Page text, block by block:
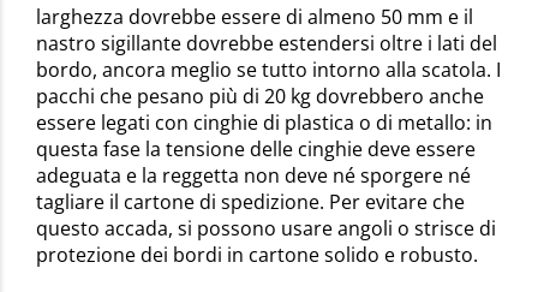
larghezza dovrebbe essere di almeno 50 mm e il
nastro sigillante dovrebbe estendersi oltre i lati del
bordo, ancora meglio se tutto intorno alla scatola. I
pacchi che pesano più di 20 kg dovrebbero anche
essere legati con cinghie di plastica o di metallo: in
questa fase la tensione delle cinghie deve essere
adeguata e la reggetta non deve né sporgere né
tagliare il cartone di spedizione. Per evitare che
questo accada, si possono usare angoli o strisce di
protezione dei bordi in cartone solido e robusto.